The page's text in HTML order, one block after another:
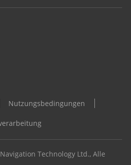
Nutzungsbedingungen
Technology Ltd., Alle